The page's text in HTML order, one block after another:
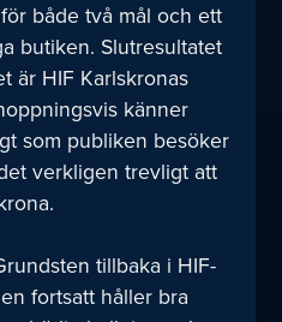
både två mål och ett
butiken. Slutresultatet
är HIF Karlskronas
känner
som publiken besöker
verkligen trevligt att
tillbaka i HIF-
fortsatt håller bra